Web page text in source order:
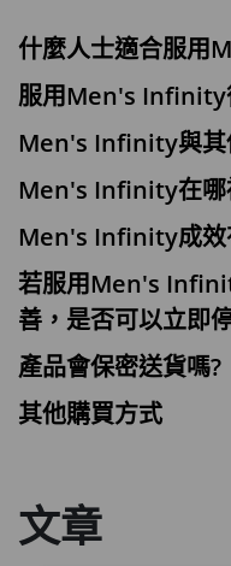
什麼人士適合服用
服用Men's Infinity
Men's Infinity與其
Men's Infinity在哪
Men's Infinity成效
若服用Men's
善，是否可以立即
產品會保密送貨嗎?
其他購買方式
文章